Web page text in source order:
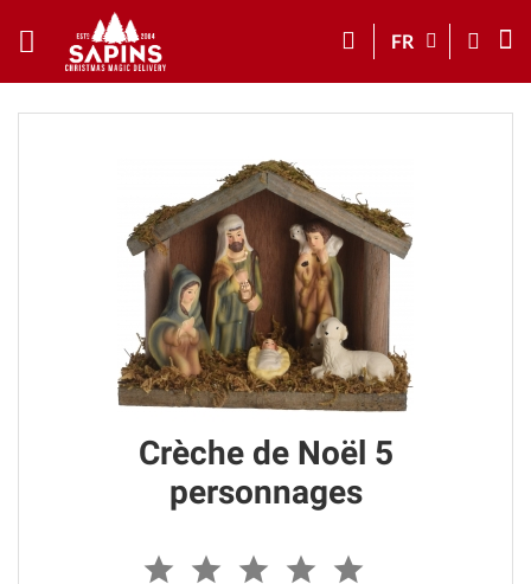
FR
Crèche de Noël 5
personnages